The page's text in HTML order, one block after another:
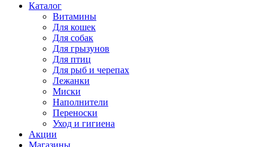
Каталог
Витамины
Для кошек
Для собак
Для грызунов
Для птиц
Для рыб и черепах
Лежанки
Миски
Наполнители
Переноски
Уход и гигиена
Акции
Магазины